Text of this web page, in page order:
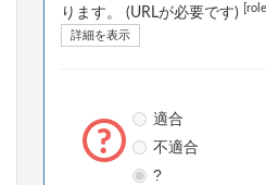
ります。 (URLが必要です)
詳細を表示
適合
不適合
?